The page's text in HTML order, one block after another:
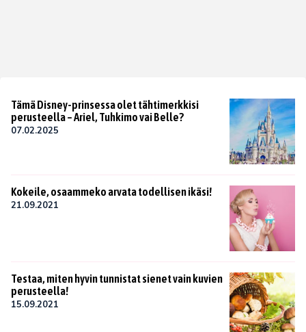
Tämä Disney-prinsessa olet tähtimerkkisi
perusteella – Ariel, Tuhkimo vai Belle?
07.02.2025
Kokeile, osaammeko arvata todellisen ikäsi!
21.09.2021
Testaa, miten hyvin tunnistat sienet vain kuvien
perusteella!
15.09.2021